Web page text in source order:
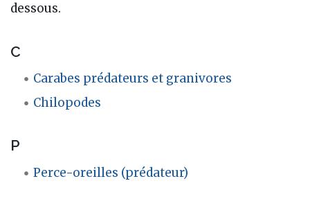
dessous.
C
Carabes prédateurs et granivores
Chilopodes
P
Perce-oreilles (prédateur)